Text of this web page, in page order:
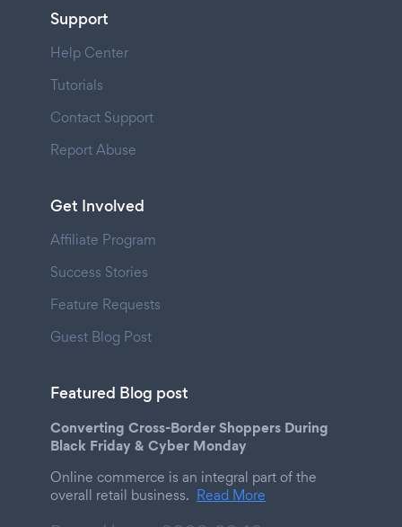
Support
Help Center
Tutorials
Contact Support
Report Abuse
Get Involved
Affiliate Program
Success Stories
Feature Requests
Guest Blog Post
Featured Blog post
Converting Cross-Border Shoppers During
Black Friday & Cyber Monday
Online commerce is an integral part of the
overall retail business. Read More